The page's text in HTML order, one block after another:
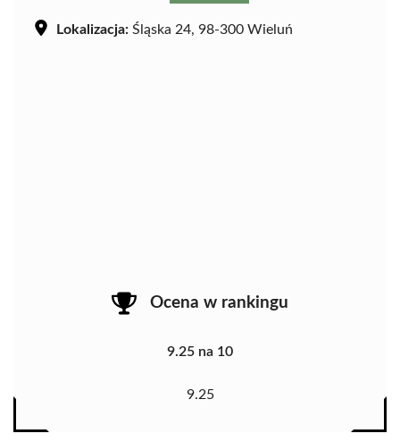
Lokalizacja: Śląska 24, 98-300 Wieluń
Ocena w rankingu
9.25 na 10
9.25